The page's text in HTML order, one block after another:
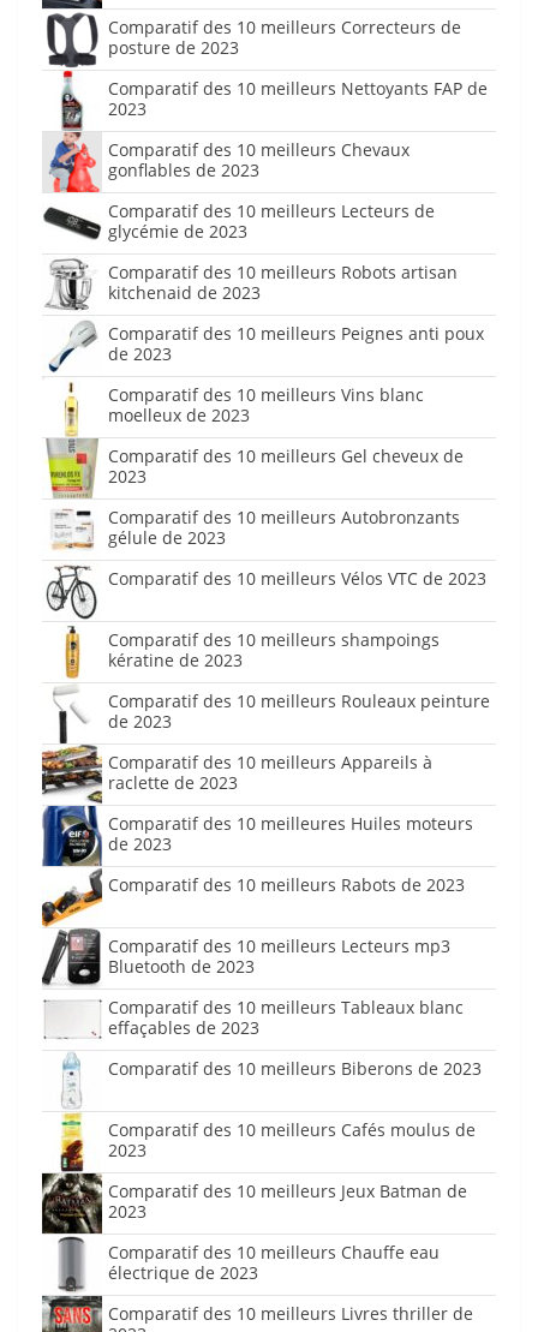
Comparatif des 10 meilleurs Correcteurs de
posture de 2023
Comparatif des 10 meilleurs Nettoyants FAP de
2023
Comparatif des 10 meilleurs Chevaux
gonflables de 2023
Comparatif des 10 meilleurs Lecteurs de
glycémie de 2023
Comparatif des 10 meilleurs Robots artisan
kitchenaid de 2023
Comparatif des 10 meilleurs Peignes anti poux
de 2023
Comparatif des 10 meilleurs Vins blanc
moelleux de 2023
Comparatif des 10 meilleurs Gel cheveux de
2023
Comparatif des 10 meilleurs Autobronzants
gélule de 2023
Comparatif des 10 meilleurs Vélos VTC de 2023
Comparatif des 10 meilleurs shampoings
kératine de 2023
Comparatif des 10 meilleurs Rouleaux peinture
de 2023
Comparatif des 10 meilleurs Appareils à
raclette de 2023
Comparatif des 10 meilleures Huiles moteurs
de 2023
Comparatif des 10 meilleurs Rabots de 2023
Comparatif des 10 meilleurs Lecteurs mp3
Bluetooth de 2023
Comparatif des 10 meilleurs Tableaux blanc
effaçables de 2023
Comparatif des 10 meilleurs Biberons de 2023
Comparatif des 10 meilleurs Cafés moulus de
2023
Comparatif des 10 meilleurs Jeux Batman de
2023
Comparatif des 10 meilleurs Chauffe eau
électrique de 2023
Comparatif des 10 meilleurs Livres thriller de